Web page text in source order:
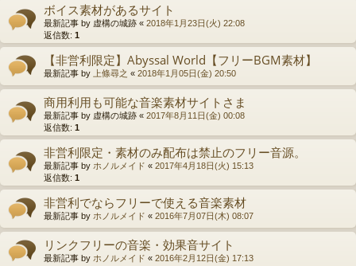
ボイス素材があるサイト
最新記事 by 虚構の城跡 « 2018年1月23日(火) 22:08
返信数: 1
【非営利限定】Abyssal World【フリーBGM素材】
最新記事 by 上條尋之 « 2018年1月05日(金) 20:50
商用利用も可能な音楽素材サイトさま
最新記事 by 虚構の城跡 « 2017年8月11日(金) 00:08
返信数: 1
非営利限定・素材のみ配布は禁止のフリー音源。
最新記事 by ホノルメイド « 2017年4月18日(火) 15:13
返信数: 1
非営利でならフリーで使える音楽素材
最新記事 by ホノルメイド « 2016年7月07日(木) 08:07
リンクフリーの音楽・効果音サイト
最新記事 by ホノルメイド « 2016年2月12日(金) 17:13